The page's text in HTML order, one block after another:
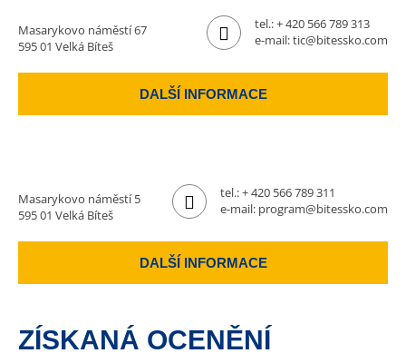
Masarykovo náměstí 67
595 01 Velká Bíteš
tel.:+ 420 566 789 313
e-mail:tic@bitessko.com
DALŠÍ INFORMACE
Masarykovo náměstí 5
595 01 Velká Bíteš
tel.:+ 420 566 789 311
e-mail: program@bitessko.com
DALŠÍ INFORMACE
ZÍSKANÁ OCENĚNÍ